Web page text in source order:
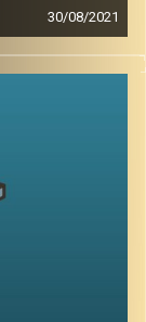
30/08/2021
באוגוסט
ה-6.
כמה השפעה
הדוחות
פרופ' יואב
מגיע להסביר
ממשלת ישראל